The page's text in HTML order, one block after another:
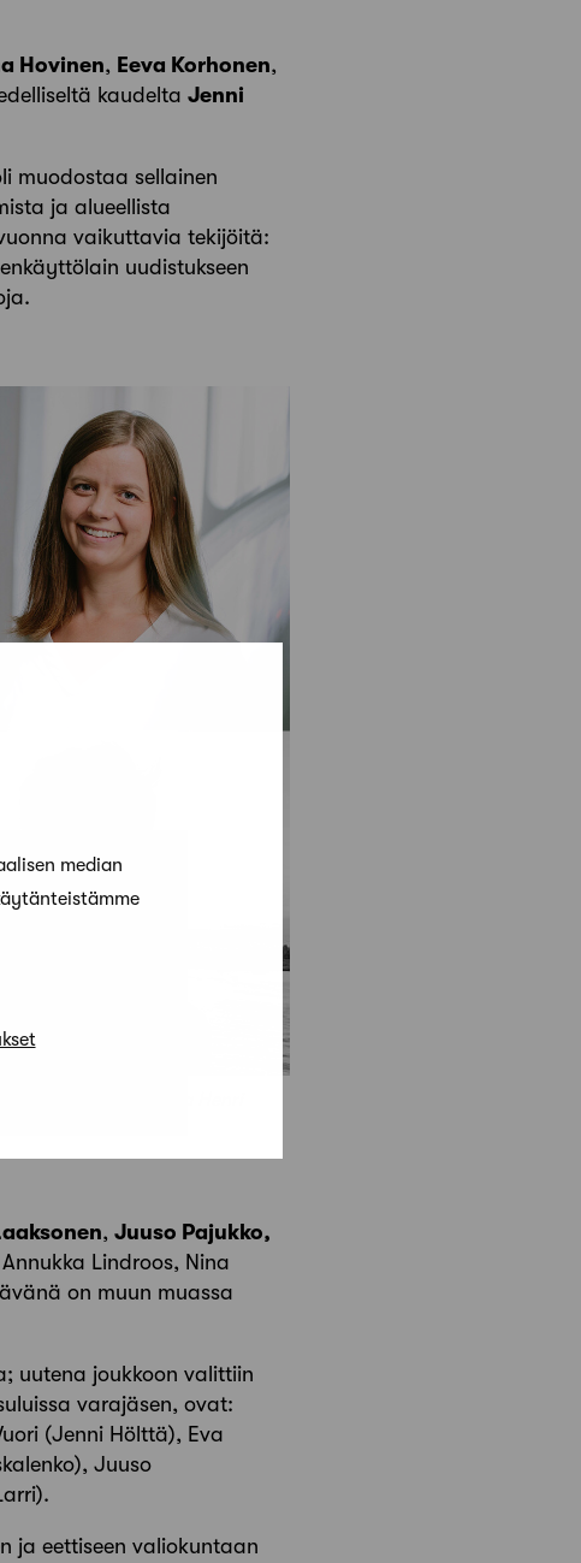
median
Hovinen, Eeva Korhonen,
kaudelta Jenni
muodostaa sellainen
ja alueellista
vaikuttavia tekijöitä:
uudistukseen
Santeri Nuotio ja Henri
, Juuso Pajukko,
Lindroos, Nina
on muun muassa
uutena joukkoon valittiin
varajäsen, ovat:
(Jenni Hölttä), Eva
Juuso
ja eettiseen valiokuntaan